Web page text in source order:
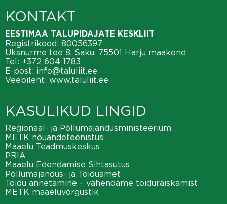
KONTAKT
EESTIMAA TALUPIDAJATE KESKLIIT
Registrikood: 80056397
Üksnurme tee 8, Saku, 75501 Harju maakond
Tel: +372 604 1783
E-post: info@taluliit.ee
Veebileht: www.taluliit.ee
KASULIKUD LINGID
Regionaal- ja Põllumajandusministeerium
METK nõuandeteenistus
Maaelu Teadmuskeskus
PRIA
Maaelu Edendamise Sihtasutus
Põllumajandus- ja Toiduamet
Toidu annetamine – vähendame toiduraiskamist
METK maaeluvõrgustik